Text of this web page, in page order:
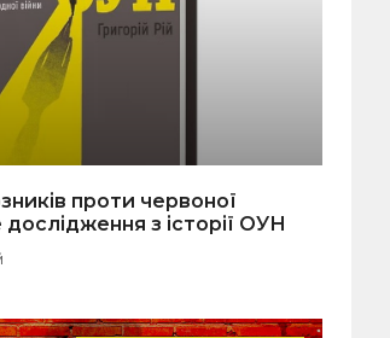
проти червоної
з історії ОУН